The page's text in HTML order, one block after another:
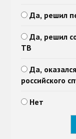
Да, решил
Да, решил
ТВ
Да,
российского
Нет